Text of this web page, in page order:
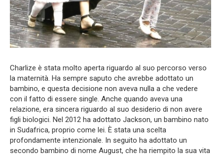
Charlize è stata molto aperta riguardo al suo percorso verso
la maternità. Ha sempre saputo che avrebbe adottato un
bambino, e questa decisione non aveva nulla a che vedere
con il fatto di essere single. Anche quando aveva una
relazione, era sincera riguardo al suo desiderio di non avere
figli biologici. Nel 2012 ha adottato Jackson, un bambino nato
in Sudafrica, proprio come lei. È stata una scelta
profondamente intenzionale. In seguito ha adottato un
secondo bambino di nome August, che ha riempito la sua vita